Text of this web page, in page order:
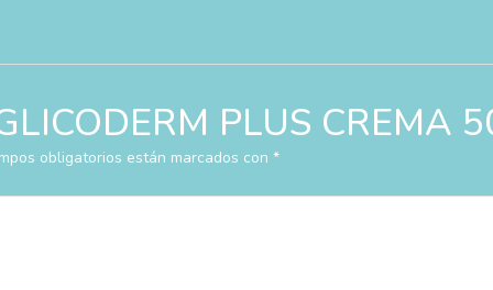
PLUS CREMA
obligatorios están marcados con *